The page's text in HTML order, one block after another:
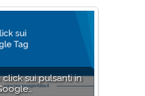
click sui pulsanti in